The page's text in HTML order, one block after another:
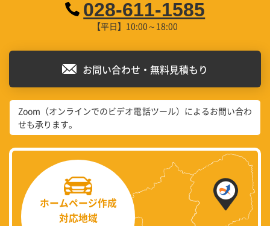
028-611-1585
【平日】10:00～18:00
お問い合わせ・無料見積もり
Zoom（オンラインでのビデオ電話ツール）によるお問い合わ
せも承ります。
ホームページ作成
対応地域